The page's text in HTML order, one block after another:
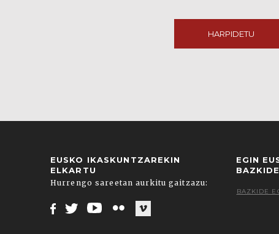
HARPIDETU
EUSKO IKASKUNTZAREKIN
ELKARTU
Hurrengo sareetan aurkitu gaitzazu:
EGIN
BAZKIDE
BAZKIDE